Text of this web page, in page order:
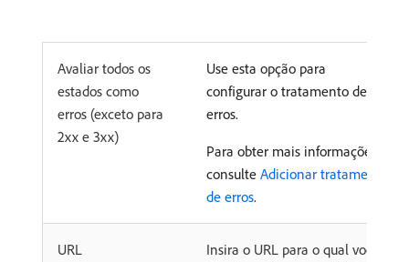
Avaliar todos os
estados como
erros (exceto para
2xx e 3xx)
Use esta opção para
configurar o tratamento de
erros.
Para obter mais informações,
consulte Adicionar tratamento
de erros.
URL
Insira o URL para o qual você